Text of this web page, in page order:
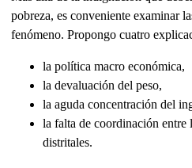
pobreza, es conveniente examinar
fenómeno. Propongo cuatro
la política macro económica,
la devaluación del peso,
la aguda concentración del
la falta de coordinación entre
distritales.